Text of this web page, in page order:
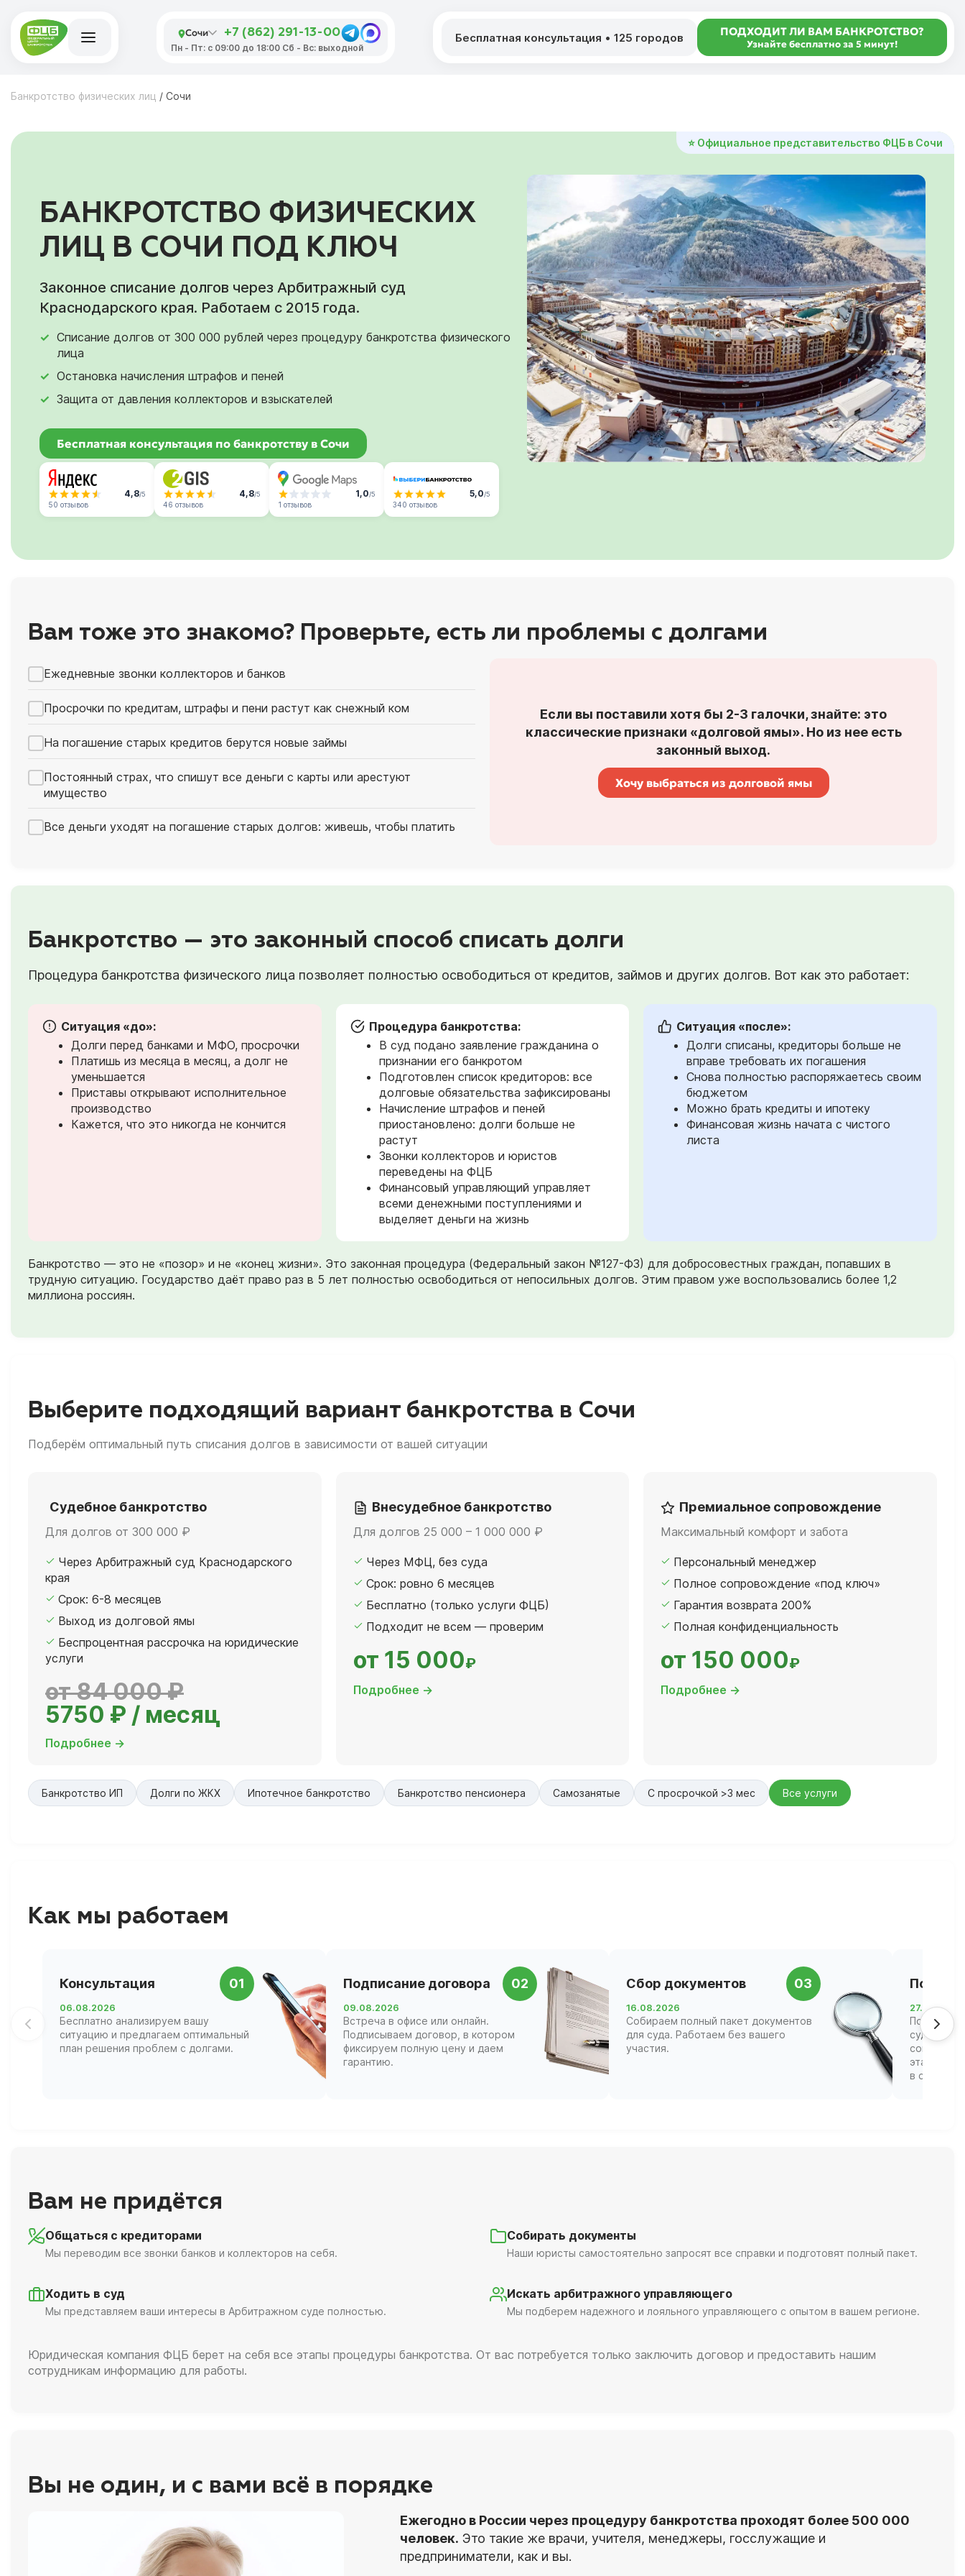
Сочи +7 (862) 291-13-00
Пн - Пт: с 09:00 до 18:00 Сб - Вс: выходной
Бесплатная консультация • 125 городов ПОДХОДИТ ЛИ ВАМ БАНКРОТСТВО?
Узнайте бесплатно за 5 минут!
Банкротство физических лиц / Сочи
⭐ Официальное представительство ФЦБ в Сочи
БАНКРОТСТВО ФИЗИЧЕСКИХ
ЛИЦ В СОЧИ ПОД КЛЮЧ
Законное списание долгов через Арбитражный суд
Краснодарского края. Работаем с 2015 года.
Списание долгов от 300 000 рублей через процедуру банкротства физического
лица
Остановка начисления штрафов и пеней
Защита от давления коллекторов и взыскателей
Бесплатная консультация по банкротству в Сочи
4,8/5
50 отзывов
4,8/5
46 отзывов
1,0/5
1 отзывов
5,0/5
340 отзывов
Вам тоже это знакомо? Проверьте, есть ли проблемы с долгами
Ежедневные звонки коллекторов и банков
Просрочки по кредитам, штрафы и пени растут как снежный ком
На погашение старых кредитов берутся новые займы
Постоянный страх, что спишут все деньги с карты или арестуют
имущество
Все деньги уходят на погашение старых долгов: живешь, чтобы платить
Если вы поставили хотя бы 2-3 галочки, знайте: это
классические признаки «долговой ямы». Но из нее есть
законный выход.
Хочу выбраться из долговой ямы
Банкротство — это законный способ списать долги
Процедура банкротства физического лица позволяет полностью освободиться от кредитов, займов и других долгов. Вот как это работает:
Ситуация «до»:
Долги перед банками и МФО, просрочки
Платишь из месяца в месяц, а долг не
уменьшается
Приставы открывают исполнительное
производство
Кажется, что это никогда не кончится
Процедура банкротства:
В суд подано заявление гражданина о
признании его банкротом
Подготовлен список кредиторов: все
долговые обязательства зафиксированы
Начисление штрафов и пеней
приостановлено: долги больше не
растут
Звонки коллекторов и юристов
переведены на ФЦБ
Финансовый управляющий управляет
всеми денежными поступлениями и
выделяет деньги на жизнь
Ситуация «после»:
Долги списаны, кредиторы больше не
вправе требовать их погашения
Снова полностью распоряжаетесь своим
бюджетом
Можно брать кредиты и ипотеку
Финансовая жизнь начата с чистого
листа
Банкротство — это не «позор» и не «конец жизни». Это законная процедура (Федеральный закон №127-ФЗ) для добросовестных граждан, попавших в
трудную ситуацию. Государство даёт право раз в 5 лет полностью освободиться от непосильных долгов. Этим правом уже воспользовались более 1,2
миллиона россиян.
Выберите подходящий вариант банкротства в Сочи
Подберём оптимальный путь списания долгов в зависимости от вашей ситуации
Судебное банкротство
Для долгов от 300 000 ₽
Через Арбитражный суд Краснодарского
края
Срок: 6-8 месяцев
Выход из долговой ямы
Беспроцентная рассрочка на юридические
услуги
от 84 000 ₽
5750 ₽ / месяц
Подробнее →
Внесудебное банкротство
Для долгов 25 000 – 1 000 000 ₽
Через МФЦ, без суда
Срок: ровно 6 месяцев
Бесплатно (только услуги ФЦБ)
Подходит не всем — проверим
от 15 000₽
Подробнее →
Премиальное сопровождение
Максимальный комфорт и забота
Персональный менеджер
Полное сопровождение «под ключ»
Гарантия возврата 200%
Полная конфиденциальность
от 150 000₽
Подробнее →
Банкротство ИП Долги по ЖКХ Ипотечное банкротство Банкротство пенсионера Самозанятые С просрочкой >3 мес Все услуги
Как мы работаем
Консультация 01
06.08.2026
Бесплатно анализируем вашу
ситуацию и предлагаем оптимальный
план решения проблем с долгами.
Подписание договора 02
09.08.2026
Встреча в офисе или онлайн.
Подписываем договор, в котором
фиксируем полную цену и даем
гарантию.
Сбор документов 03
16.08.2026
Собираем полный пакет документов
для суда. Работаем без вашего
участия.
Подача
27.08.2026
Подаём
суд
этапах,
в
Вам не придётся
Общаться с кредиторами
Мы переводим все звонки банков и коллекторов на себя.
Собирать документы
Наши юристы самостоятельно запросят все справки и подготовят полный пакет.
Ходить в суд
Мы представляем ваши интересы в Арбитражном суде полностью.
Искать арбитражного управляющего
Мы подберем надежного и лояльного управляющего с опытом в вашем регионе.
Юридическая компания ФЦБ берет на себя все этапы процедуры банкротства. От вас потребуется только заключить договор и предоставить нашим
сотрудникам информацию для работы.
Вы не один, и с вами всё в порядке
Ежегодно в России через процедуру банкротства проходят более 500 000
человек. Это такие же врачи, учителя, менеджеры, госслужащие и
предприниматели, как и вы.